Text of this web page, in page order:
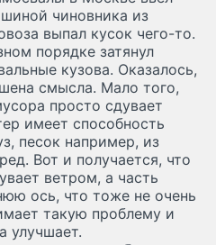
чиновника из
выпал кусок чего-то.
порядке затянул
кузова. Оказалось,
смысла. Мало того,
просто сдувает
имеет способность
песок например, из
Вот и получается, что
ветром, а часть
ось, что тоже не очень
такую проблему и
улучшает.